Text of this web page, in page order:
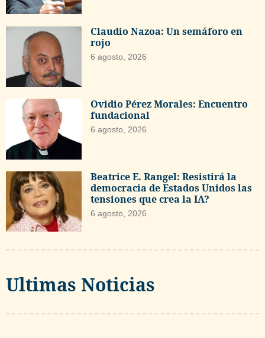
Claudio Nazoa: Un semáforo en
rojo
6 agosto, 2026
Ovidio Pérez Morales: Encuentro
fundacional
6 agosto, 2026
Beatrice E. Rangel: Resistirá la
democracia de Estados Unidos las
tensiones que crea la IA?
6 agosto, 2026
Ultimas Noticias